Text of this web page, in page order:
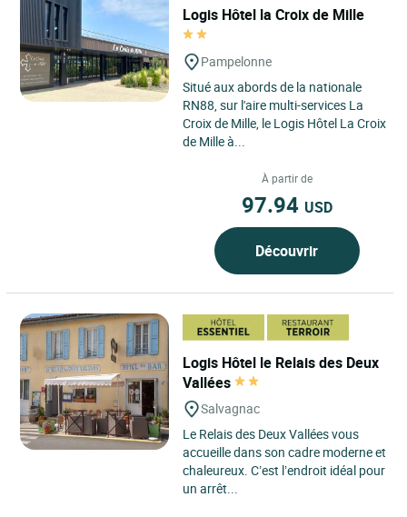
Logis Hôtel la Croix de Mille
Pampelonne
Situé aux abords de la nationale
RN88, sur l'aire multi-services La
Croix de Mille, le Logis Hôtel La Croix
de Mille à...
À partir de
97.94 USD
Découvrir
Logis Hôtel le Relais des Deux
Vallées
Salvagnac
Le Relais des Deux Vallées vous
accueille dans son cadre moderne et
chaleureux. C’est l’endroit idéal pour
un arrêt...